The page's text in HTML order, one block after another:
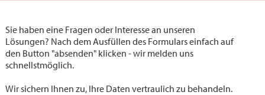
Sie haben eine Fragen oder Interesse an unseren
Lösungen? Nach dem Ausfüllen des Formulars einfach auf
den Button "absenden" klicken - wir melden uns
schnellstmöglich.
Wir sichern Ihnen zu, Ihre Daten vertraulich zu behandeln.